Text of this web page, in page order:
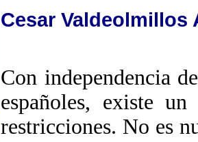
Cesar Valdeolmillos
Con independencia
españoles, existe
restricciones. No es